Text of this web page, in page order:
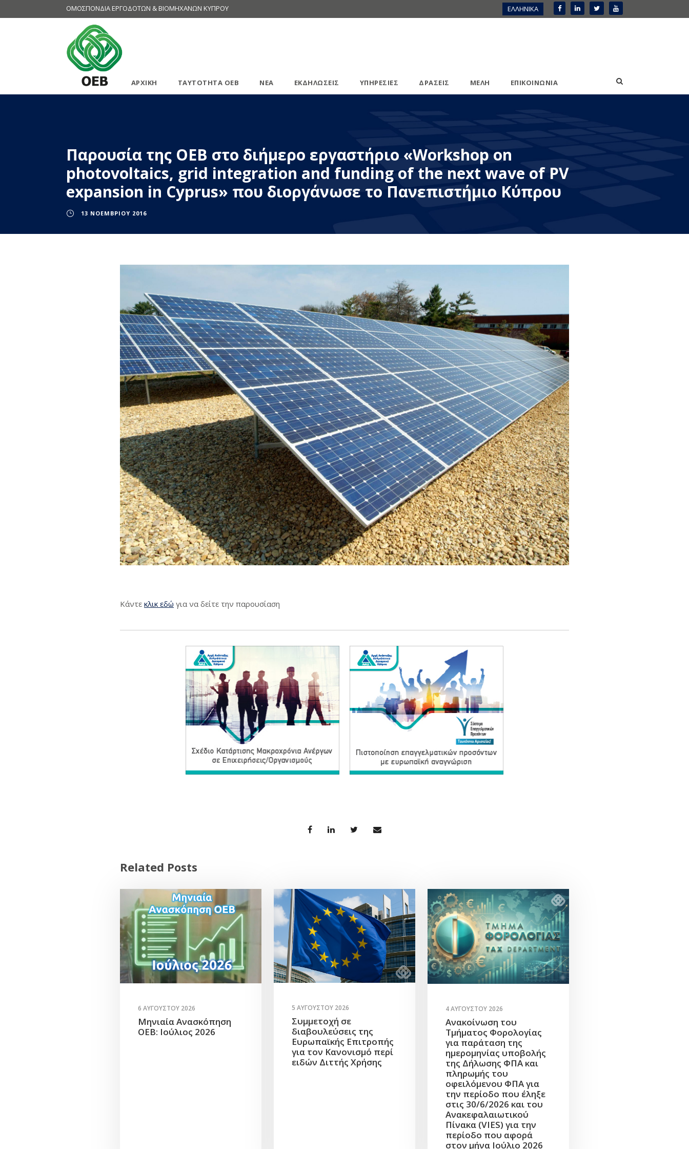
ΟΜΟΣΠΟΝΔΙΑ ΕΡΓΟΔΟΤΩΝ & ΒΙΟΜΗΧΑΝΩΝ ΚΥΠΡΟΥ ΕΛΛΗΝΙΚΑ
ΑΡΧΙΚΗ ΤΑΥΤΟΤΗΤΑ ΟΕΒ ΝΕΑ ΕΚΔΗΛΩΣΕΙΣ ΥΠΗΡΕΣΙΕΣ ΔΡΑΣΕΙΣ ΜΕΛΗ ΕΠΙΚΟΙΝΩΝΙΑ
Παρουσία της ΟΕΒ στο διήμερο εργαστήριο «Workshop on
photovoltaics, grid integration and funding of the next wave of PV
expansion in Cyprus» που διοργάνωσε το Πανεπιστήμιο Κύπρου
13 ΝΟΕΜΒΡΊΟΥ 2016
Κάντε κλικ εδώ για να δείτε την παρουσίαση
Related Posts
6 ΑΥΓΟΎΣΤΟΥ 2026
Μηνιαία Ανασκόπηση
ΟΕΒ: Ιούλιος 2026
5 ΑΥΓΟΎΣΤΟΥ 2026
Συμμετοχή σε
διαβουλεύσεις της
Ευρωπαϊκής Επιτροπής
για τον Κανονισμό περί
ειδών Διττής Χρήσης
4 ΑΥΓΟΎΣΤΟΥ 2026
Ανακοίνωση του
Τμήματος Φορολογίας
για παράταση της
ημερομηνίας υποβολής
της Δήλωσης ΦΠΑ και
πληρωμής του
οφειλόμενου ΦΠΑ για
την περίοδο που έληξε
στις 30/6/2026 και του
Ανακεφαλαιωτικού
Πίνακα (VIES) για την
περίοδο που αφορά
στον μήνα Ιούλιο 2026